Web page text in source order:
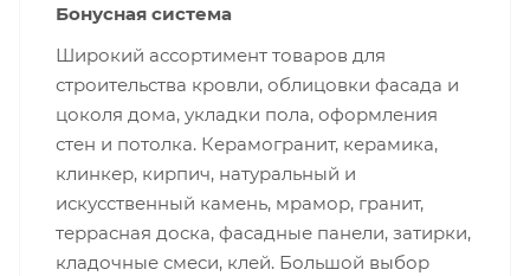
Бонусная система
Широкий ассортимент товаров для
строительства кровли, облицовки фасада и
цоколя дома, укладки пола, оформления
стен и потолка. Керамогранит, керамика,
клинкер, кирпич, натуральный и
искусственный камень, мрамор, гранит,
террасная доска, фасадные панели, затирки,
кладочные смеси, клей. Большой выбор